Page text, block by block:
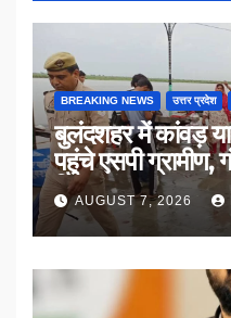
BREAKING NEWS उत्तर प्रदेश
बुलंदशहर में कांवड़
पहुंचे एसपी ग्रामीण,
किया संवाद
AUGUST 7, 2026